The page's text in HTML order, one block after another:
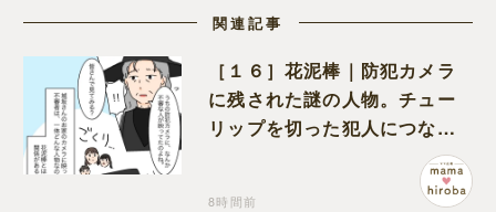
関連記事
［１６］花泥棒｜防犯カメラ
に残された謎の人物。チュー
リップを切った犯人につなが
る証拠になるのか期待する
8時間前